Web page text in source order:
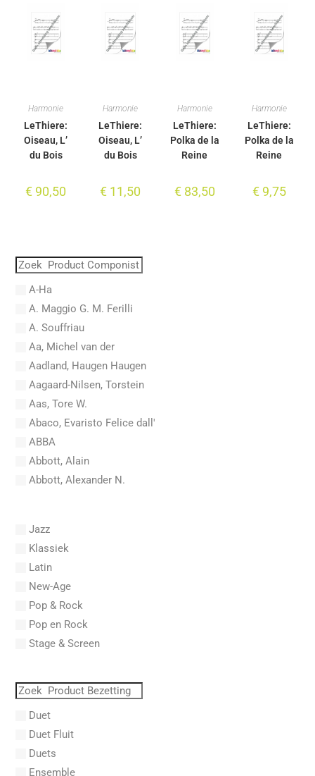
Harmonie
LeThiere:
Oiseau, L’
du Bois
€ 90,50
Harmonie
LeThiere:
Oiseau, L’
du Bois
€ 11,50
Harmonie
LeThiere:
Polka de la
Reine
€83,50
Harmonie
LeThiere:
Polka de la
Reine
€9,75
A-Ha
A. Maggio G. M. Ferilli
A. Souffriau
Aa, Michel van der
Aadland, Haugen Haugen
Aagaard-Nilsen, Torstein
Aas, Tore W.
Abaco, Evaristo Felice dall'
ABBA
Abbott, Alain
Abbott, Alexander N.
Abel, Lex
Aberg, Johan Ludvig
Aboucaya, Christian
Aboulker, Isabelle
Abraham, Paul
Abrams, Lester
Abreu, Zequinha
Absil, Jean
Abt, Franz Wilhelm
AC/DC
Achleitner, Rudolf
Acker, Dieter
Jazz
Klassiek
Latin
New-Age
Pop & Rock
Pop en Rock
Stage & Screen
Duet
Duet Fluit
Duets
Ensemble